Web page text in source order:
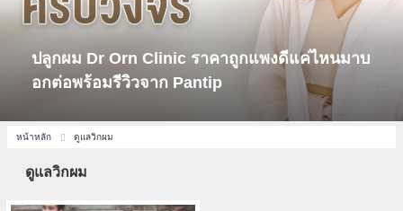
ปลูกผม Dr Orn Clinic ราคาถูกแพงดีแค่ไหนมาบ
อกต่อพร้อมรีวิวจาก Pantip
หน้าหลัก ดูแลวิกผม
ดูแลวิกผม